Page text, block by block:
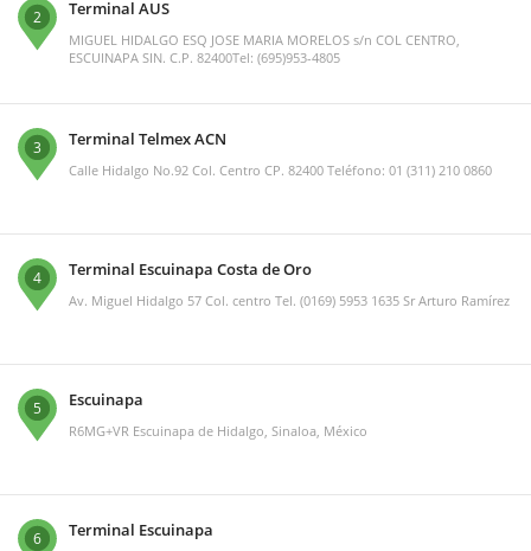
2 Terminal AUS
MIGUEL HIDALGO ESQ JOSE MARIA MORELOS s/n COL CENTRO,
ESCUINAPA SIN. C.P. 82400Tel: (695)953-4805
3 Terminal Telmex ACN
Calle Hidalgo No.92 Col. Centro CP. 82400 Teléfono: 01 (311) 210 0860
4 Terminal Escuinapa Costa de Oro
Av. Miguel Hidalgo 57 Col. centro Tel. (0169) 5953 1635 Sr Arturo Ramírez
5 Escuinapa
R6MG+VR Escuinapa de Hidalgo, Sinaloa, México
6 Terminal Escuinapa